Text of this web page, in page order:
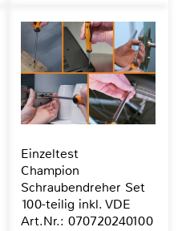
Einzeltest
Champion
Schraubendreher Set
100-teilig inkl. VDE
Art.Nr.: 070720240100